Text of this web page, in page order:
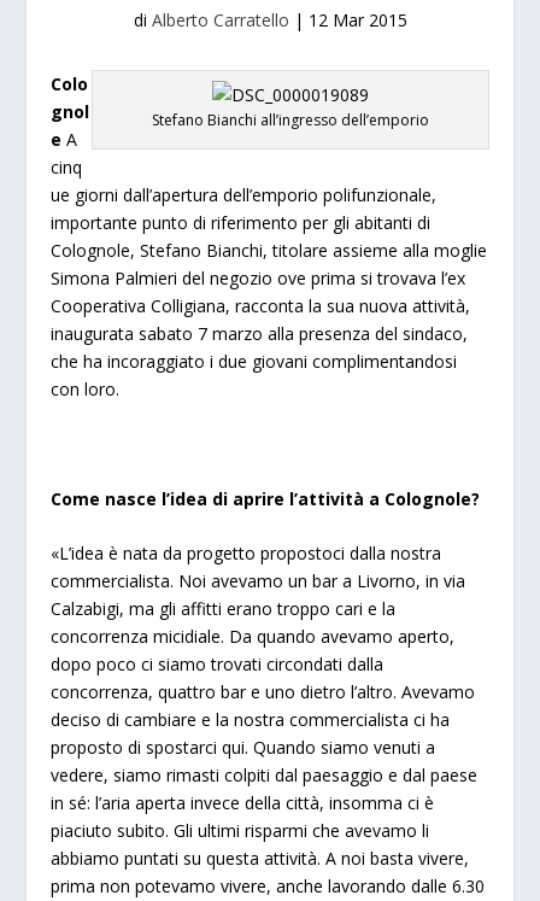
di Alberto Carratello | 12 Mar 2015
Stefano Bianchi all’ingresso dell’emporio
Colo
gnol
eA
cinq
ue giorni dall’apertura dell’emporio polifunzionale,
importante punto di riferimento per gli abitanti di
Colognole, Stefano Bianchi, titolare assieme alla moglie
Simona Palmieri del negozio ove prima si trovava l’ex
Cooperativa Colligiana, racconta la sua nuova attività,
inaugurata sabato 7 marzo alla presenza del sindaco,
che ha incoraggiato i due giovani complimentandosi
con loro.
Come nasce l’idea di aprire l’attività a Colognole?
«L’idea è nata da progetto propostoci dalla nostra
commercialista. Noi avevamo un bar a Livorno, in via
Calzabigi, ma gli affitti erano troppo cari e la
concorrenza micidiale. Da quando avevamo aperto,
dopo poco ci siamo trovati circondati dalla
concorrenza, quattro bar e uno dietro l’altro. Avevamo
deciso di cambiare e la nostra commercialista ci ha
proposto di spostarci qui. Quando siamo venuti a
vedere, siamo rimasti colpiti dal paesaggio e dal paese
in sé: l’aria aperta invece della città, insomma ci è
piaciuto subito. Gli ultimi risparmi che avevamo li
abbiamo puntati su questa attività. A noi basta vivere,
prima non potevamo vivere, anche lavorando dalle 6.30